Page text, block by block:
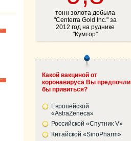
тонн золота добыла
"Centerra Gold Inc." за
2012 год на руднике
"Кумтор"
Какой вакциной от
коронавируса Вы предпочли
бы привиться?
Европейской
«AstraZeneca»
Российской «Спутник V»
Китайской «SinoPharm»